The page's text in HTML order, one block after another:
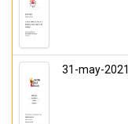
31-may-2021